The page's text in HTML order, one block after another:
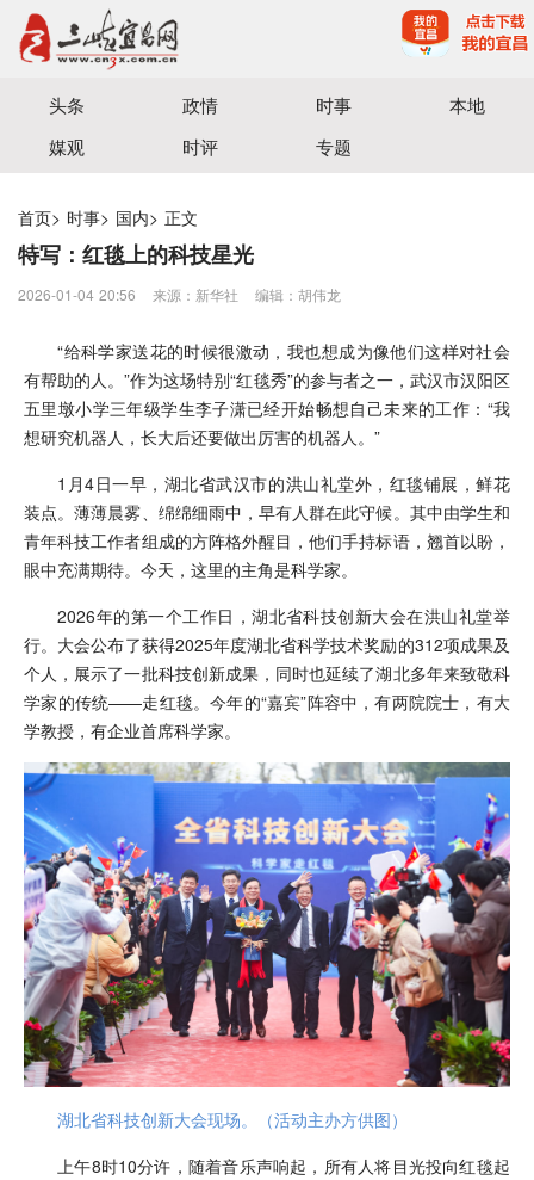
宜昌三峡融媒体中心主办
头条 政情 时事
本地
媒观
时评 专题
首页> 时事> 国内> 正文
特写：红毯上的科技星光
2026-01-04 20:56 来源：​新华社 编辑：胡伟龙
“给科学家送花的时候很激动，我也想成为像他们这样对社会
有帮助的人。”作为这场特别“红毯秀”的参与者之一，武汉市汉阳区
五里墩小学三年级学生李子潇已经开始畅想自己未来的工作：“我
想研究机器人，长大后还要做出厉害的机器人。”
1月4日一早，湖北省武汉市的洪山礼堂外，红毯铺展，鲜花
装点。薄薄晨雾、绵绵细雨中，早有人群在此守候。其中由学生和
青年科技工作者组成的方阵格外醒目，他们手持标语，翘首以盼，
眼中充满期待。今天，这里的主角是科学家。
2026年的第一个工作日，湖北省科技创新大会在洪山礼堂举
行。大会公布了获得2025年度湖北省科学技术奖励的312项成果及
个人，展示了一批科技创新成果，同时也延续了湖北多年来致敬科
学家的传统——走红毯。今年的“嘉宾”阵容中，有两院院士，有大
学教授，有企业首席科学家。
湖北省科技创新大会现场。（活动主办方供图）
上午8时10分许，随着音乐声响起，所有人将目光投向红毯起